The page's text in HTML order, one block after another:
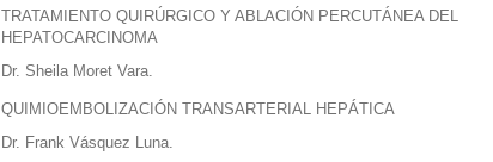
TRATAMIENTO QUIRÚRGICO Y ABLACIÓN PERCUTÁNEA DEL
HEPATOCARCINOMA
Dr. Sheila Moret Vara.
QUIMIOEMBOLIZACIÓN TRANSARTERIAL HEPÁTICA
Dr. Frank Vásquez Luna.